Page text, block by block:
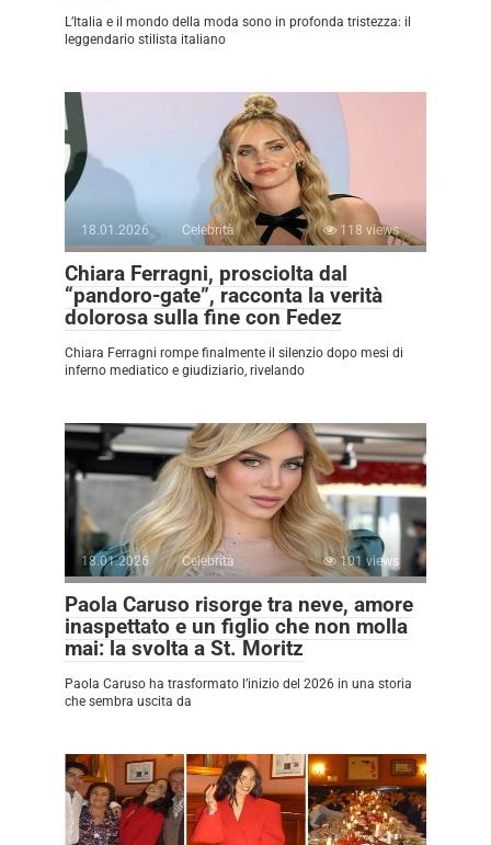
L’Italia e il mondo della moda sono in profonda tristezza: il
leggendario stilista italiano
18.01.2026 Celebrità 118 views
Chiara Ferragni, prosciolta dal
“pandoro-gate”, racconta la verità
dolorosa sulla fine con Fedez
Chiara Ferragni rompe finalmente il silenzio dopo mesi di
inferno mediatico e giudiziario, rivelando
18.01.2026 Celebrità 101 views
Paola Caruso risorge tra neve, amore
inaspettato e un figlio che non molla
mai: la svolta a St. Moritz
Paola Caruso ha trasformato l’inizio del 2026 in una storia
che sembra uscita da